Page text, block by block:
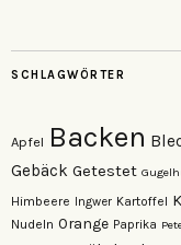
SCHLAGWÖRTER
Apfel Backen
Gebäck Getestet
Himbeere Ingwer Kartoffel
Nudeln Orange Paprika